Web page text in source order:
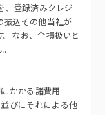
、登録済みクレジ
振込その他当社が
なお、全損扱いと
かかる諸費用
びにそれによる他